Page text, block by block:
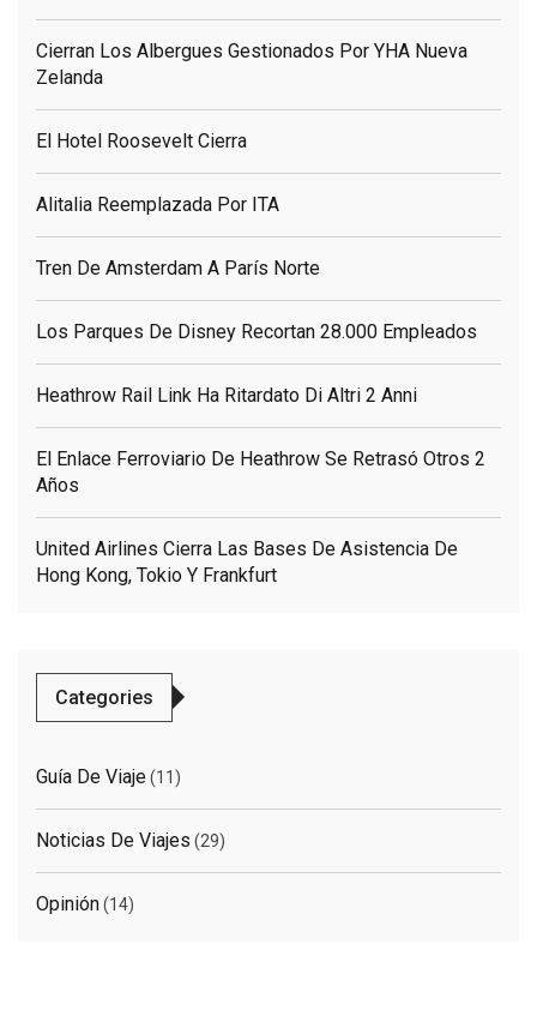
Cierran Los Albergues Gestionados Por YHA Nueva
Zelanda
El Hotel Roosevelt Cierra
Alitalia Reemplazada Por ITA
Tren De Amsterdam A París Norte
Los Parques De Disney Recortan 28.000 Empleados
Heathrow Rail Link Ha Ritardato Di Altri 2 Anni
El Enlace Ferroviario De Heathrow Se Retrasó Otros 2
Años
United Airlines Cierra Las Bases De Asistencia De
Hong Kong, Tokio Y Frankfurt
Categories
Guía De Viaje(11)
Noticias De Viajes (29)
Opinión(14)